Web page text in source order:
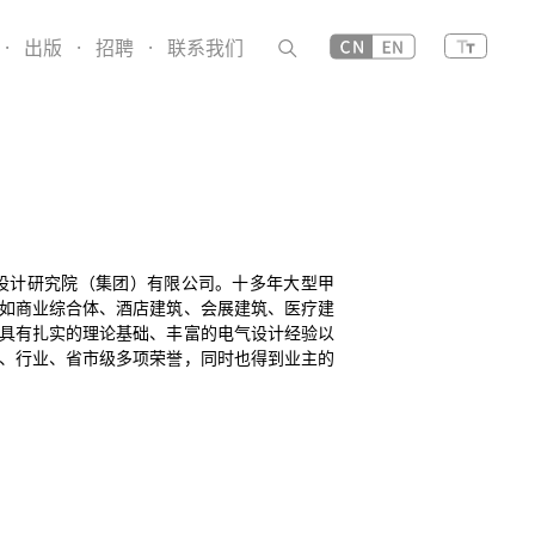
· 出版 · 招聘 · 联系我们
研究院（集团）有限公司。十多年大型甲
商业综合体、酒店建筑、会展建筑、医疗建
有扎实的理论基础、丰富的电气设计经验以
行业、省市级多项荣誉，同时也得到业主的